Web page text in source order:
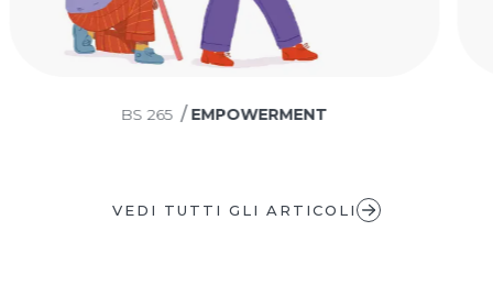
BS265/ EMPOWERMENT
VEDI TUTTI GLI ARTICOLI